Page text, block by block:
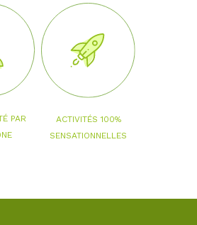
PAR
ACTIVITÉS 100%
SENSATIONNELLES